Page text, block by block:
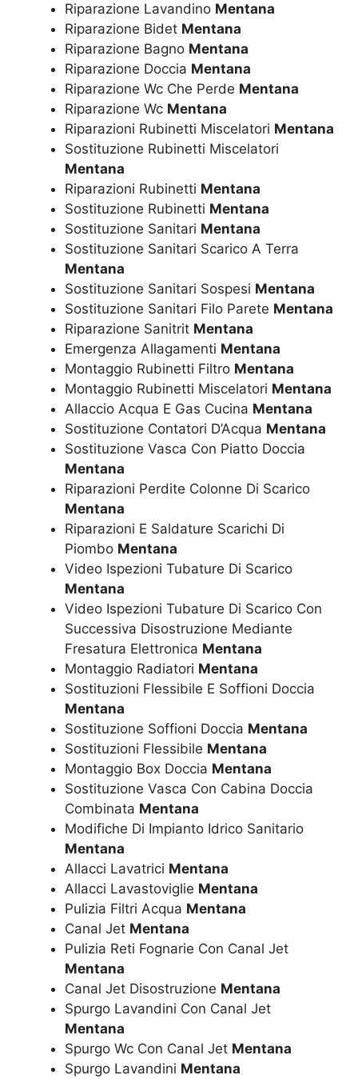
Riparazione Lavandino Mentana
Riparazione Bidet Mentana
Riparazione Bagno Mentana
Riparazione Doccia Mentana
Riparazione Wc Che Perde Mentana
Riparazione Wc Mentana
Riparazioni Rubinetti Miscelatori Mentana
Sostituzione Rubinetti Miscelatori
Mentana
Riparazioni Rubinetti Mentana
Sostituzione Rubinetti Mentana
Sostituzione Sanitari Mentana
Sostituzione Sanitari Scarico A Terra
Mentana
Sostituzione Sanitari Sospesi Mentana
Sostituzione Sanitari Filo Parete Mentana
Riparazione Sanitrit Mentana
Emergenza Allagamenti Mentana
Montaggio Rubinetti Filtro Mentana
Montaggio Rubinetti Miscelatori Mentana
Allaccio Acqua E Gas Cucina Mentana
Sostituzione Contatori D’Acqua Mentana
Sostituzione Vasca Con Piatto Doccia
Mentana
Riparazioni Perdite Colonne Di Scarico
Mentana
Riparazioni E Saldature Scarichi Di
Piombo Mentana
Video Ispezioni Tubature Di Scarico
Mentana
Video Ispezioni Tubature Di Scarico Con
Successiva Disostruzione Mediante
Fresatura Elettronica Mentana
Montaggio Radiatori Mentana
Sostituzioni Flessibile E Soffioni Doccia
Mentana
Sostituzione Soffioni Doccia Mentana
Sostituzioni Flessibile Mentana
Montaggio Box Doccia Mentana
Sostituzione Vasca Con Cabina Doccia
Combinata Mentana
Modifiche Di Impianto Idrico Sanitario
Mentana
Allacci Lavatrici Mentana
Allacci Lavastoviglie Mentana
Pulizia Filtri Acqua Mentana
Canal Jet Mentana
Pulizia Reti Fognarie Con Canal Jet
Mentana
Canal Jet Disostruzione Mentana
Spurgo Lavandini Con Canal Jet
Mentana
Spurgo Wc Con Canal Jet Mentana
Spurgo Lavandini Mentana